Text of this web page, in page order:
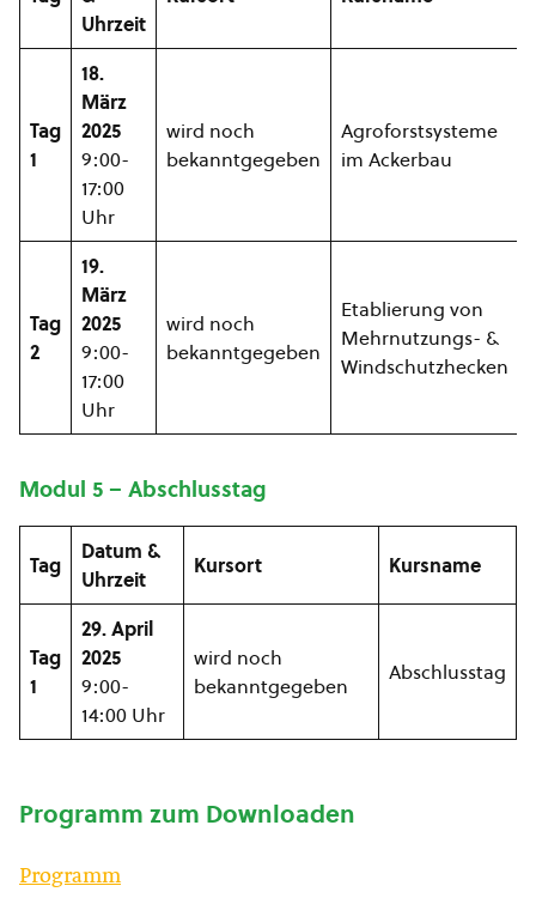
Uhrzeit
Tag
1
18.
März
2025
9:00-
17:00
Uhr
wird noch
bekanntgegeben
Agroforstsysteme
im Ackerbau
Tag
2
19.
März
2025
9:00-
17:00
Uhr
wird noch
bekanntgegeben
Etablierung von
Mehrnutzungs- &
Windschutzhecken
Modul 5 – Abschlusstag
Tag
Datum &
Uhrzeit
Kursort Kursname
Tag
1
29. April
2025
9:00-
14:00 Uhr
wird noch
bekanntgegeben
Abschlusstag
Programm zum Downloaden
Programm